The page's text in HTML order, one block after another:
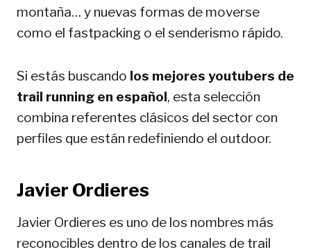
montaña… y nuevas formas de moverse
como el fastpacking o el senderismo rápido.
Si estás buscando los mejores youtubers de
trail running en español, esta selección
combina referentes clásicos del sector con
perfiles que están redefiniendo el outdoor.
Javier Ordieres
Javier Ordieres es uno de los nombres más
reconocibles dentro de los canales de trail